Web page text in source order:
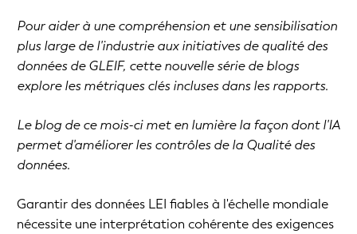
Pour aider à une compréhension et une sensibilisation
plus large de l'industrie aux initiatives de qualité des
données de GLEIF, cette nouvelle série de blogs
explore les métriques clés incluses dans les rapports.
Le blog de ce mois-ci met en lumière la façon dont l'IA
permet d'améliorer les contrôles de la Qualité des
données.
Garantir des données LEI fiables à l'échelle mondiale
nécessite une interprétation cohérente des exigences